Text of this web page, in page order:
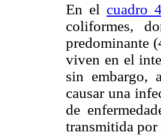
En el cuadro
coliformes,
predominante
viven en el
sin embargo,
causar una
de
transmitida